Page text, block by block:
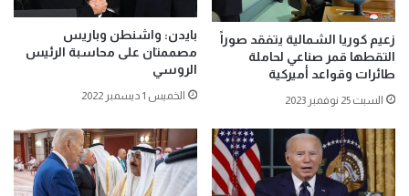
زعيم كوريا الشمالية يتفقد صوراً
التقطها قمر صناعي لحاملة
طائرات وقواعد أميركية
السبت 25 نوفمبر 2023
بايدن: واشنطن وباريس
مصممتان على محاسبة الرئيس
الروسي
الخميس 1 ديسمبر 2022